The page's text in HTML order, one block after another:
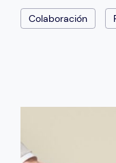
Colaboración